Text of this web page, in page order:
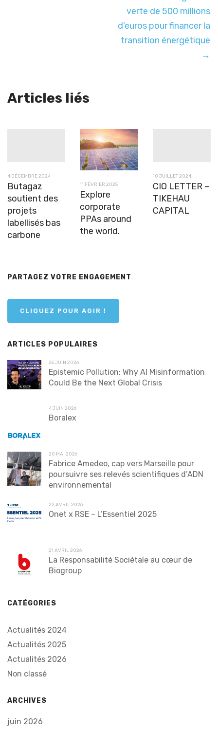
verte de 500 millions
d’euros pour financer la
transition énergétique
→
Articles liés
4 DÉCEMBRE 2024
Butagaz
soutient des
projets
labellisés bas
carbone
11 FÉVRIER 2025
Explore
corporate
PPAs around
the world.
10 JUILLET 2024
CIO LETTER –
TIKEHAU
CAPITAL
PARTAGEZ VOTRE ENGAGEMENT
CLIQUEZ POUR AGIR !
ARTICLES POPULAIRES
25 JUIN 2026
Epistemic Pollution: Why AI Misinformation
Could Be the Next Global Crisis
4 JUIN 2026
Boralex
20 MAI 2026
Fabrice Amedeo, cap vers Marseille pour
poursuivre ses relevés scientifiques d’ADN
environnemental
22 AVRIL 2026
Onet x RSE – L’Essentiel 2025
21 AVRIL 2026
La Responsabilité Sociétale au cœur de
Biogroup
CATÉGORIES
Actualités 2024
Actualités 2025
Actualités 2026
Non classé
ARCHIVES
juin 2026